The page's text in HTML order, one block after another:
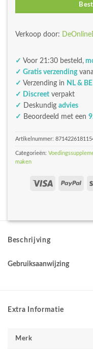
Verkoop door:
✓ Voor 21:30 besteld,
✓ Gratis verzending
✓ Verzending in NL & BE
✓ Discreet verpakt
✓ Deskundig advies
✓ Beoordeeld met een
Artikelnummer:
Categorieën:
maken
Beschrijving
Gebruiksaanwijzing
Extra Informatie
Merk